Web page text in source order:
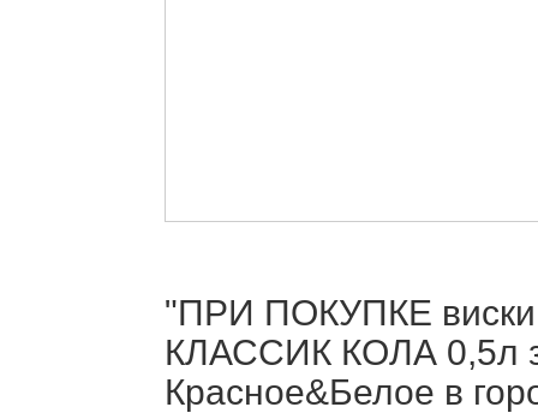
"ПРИ ПОКУПКЕ
КЛАССИК КОЛА 0,5л
Красное&Белое в